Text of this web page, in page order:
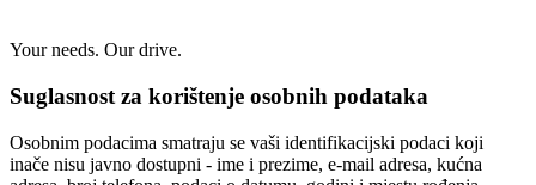
Your needs. Our drive.
Suglasnost za korištenje osobnih podataka
Osobnim podacima smatraju se vaši identifikacijski podaci koji
inače nisu javno dostupni - ime i prezime, e-mail adresa, kućna